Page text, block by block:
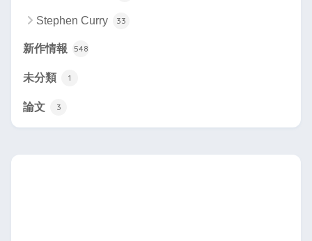
Stephen Curry 33
新作情報 548
未分類 1
論文 3